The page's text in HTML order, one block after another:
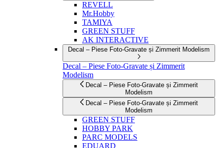
REVELL
Mr.Hobby
TAMIYA
GREEN STUFF
AK INTERACTIVE
Decal – Piese Foto-Gravate și Zimmerit Modelism
Decal – Piese Foto-Gravate și Zimmerit
Modelism
Decal – Piese Foto-Gravate și Zimmerit
Modelism
Decal – Piese Foto-Gravate și Zimmerit
Modelism
GREEN STUFF
HOBBY PARK
PARC MODELS
EDUARD